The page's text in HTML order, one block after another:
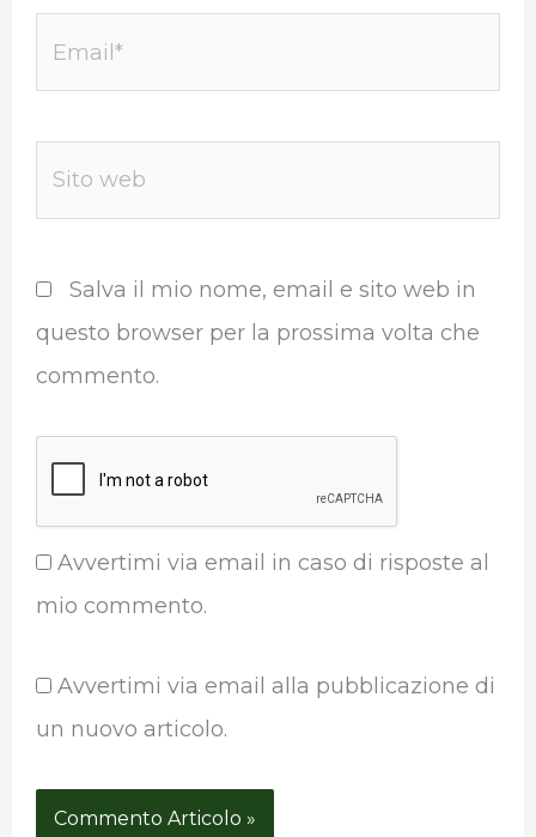
Salva il mio nome, email e sito web in
questo browser per la prossima volta che
commento.
Avvertimi via email in caso di risposte al
mio commento.
Avvertimi via email alla pubblicazione di
un nuovo articolo.